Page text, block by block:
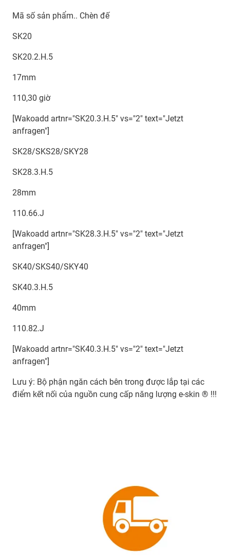
Mã số sản phẩm.. Chèn đế
SK20
SK20.2.H.5
17mm
110,30 giờ
[Wakoadd artnr="SK20.3.H.5" vs="2" text="Jetzt
anfragen"]
SK28/SKS28/SKY28
SK28.3.H.5
28mm
110.66.J
[Wakoadd artnr="SK28.3.H.5" vs="2" text="Jetzt
anfragen"]
SK40/SKS40/SKY40
SK40.3.H.5
40mm
110.82.J
[Wakoadd artnr="SK40.3.H.5" vs="2" text="Jetzt
anfragen"]
Lưu ý: Bộ phận ngăn cách bên trong được lắp tại các
điểm kết nối của nguồn cung cấp năng lượng e-skin ® !!!